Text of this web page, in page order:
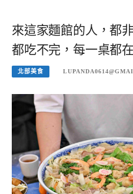
來這家麵館的人，都
都吃不完，每一桌都
北部美食